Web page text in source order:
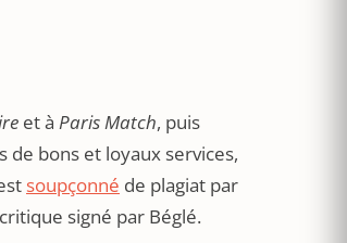
et à Paris Match, puis
de bons et loyaux services,
soupçonné de plagiat par
signé par Béglé.